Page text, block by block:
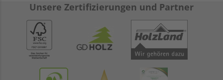
Unsere Zertifizierungen und Partner